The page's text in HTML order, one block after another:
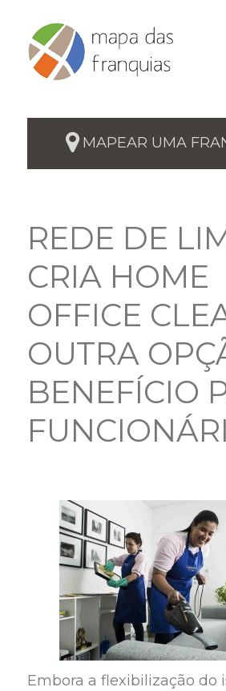
MAPEAR UMA
REDE DE
CRIA HOME
OFFICE
OUTRA
BENEFÍCIO
Embora a flexibilização do